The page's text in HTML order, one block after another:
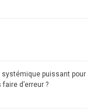
puissant pour
d’erreur ?